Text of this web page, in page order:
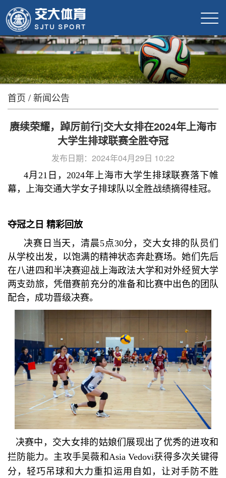
首页 /新闻公告
赓续荣耀，踔厉前行|交大女排在2024年上海市
大学生排球联赛全胜夺冠
发布日期：2024年04月29日 10:22
4月21日，2024年上海市大学生排球联赛落下帷
幕，上海交通大学女子排球队以全胜战绩摘得桂冠。
夺冠之日 精彩回放
决赛日当天，清晨5点30分，交大女排的队员们
从学校出发，以饱满的精神状态奔赴赛场。她们先后
在八进四和半决赛迎战上海政法大学和对外经贸大学
两支劲旅，凭借赛前充分的准备和比赛中出色的团队
配合，成功晋级决赛。
决赛中，交大女排的姑娘们展现出了优秀的进攻和
拦防能力。主攻手吴薇和Asia Vedovi获得多次关键得
分，轻巧吊球和大力重扣运用自如，让对手防不胜